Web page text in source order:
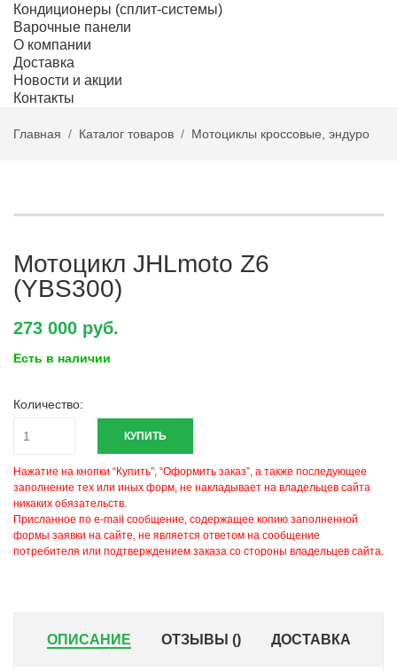
Кондиционеры (сплит-системы)
Варочные панели
О компании
Доставка
Новости и акции
Контакты
Главная Каталог товаров Мотоциклы кроссовые, эндуро
Мотоцикл JHLmoto Z6
(YBS300)
273 000 руб.
Есть в наличии
Количество:
КУПИТЬ
Нажатие на кнопки “Купить”, “Оформить заказ”, а также последующее
заполнение тех или иных форм, не накладывает на владельцев сайта
никаких обязательств.
Присланное по e-mail сообщение, содержащее копию заполненной
формы заявки на сайте, не является ответом на сообщение
потребителя или подтверждением заказа со стороны владельцев сайта.
ОПИСАНИЕ ОТЗЫВЫ () ДОСТАВКА